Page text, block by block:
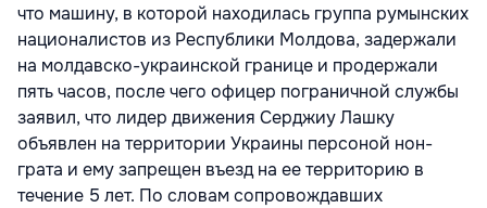
что машину, в которой находилась группа румынских
националистов из Республики Молдова, задержали
на молдавско-украинской границе и продержали
пять часов, после чего офицер пограничной службы
заявил, что лидер движения Серджиу Лашку
объявлен на территории Украины персоной нон-
грата и ему запрещен въезд на ее территорию в
течение 5 лет. По словам сопровождавших